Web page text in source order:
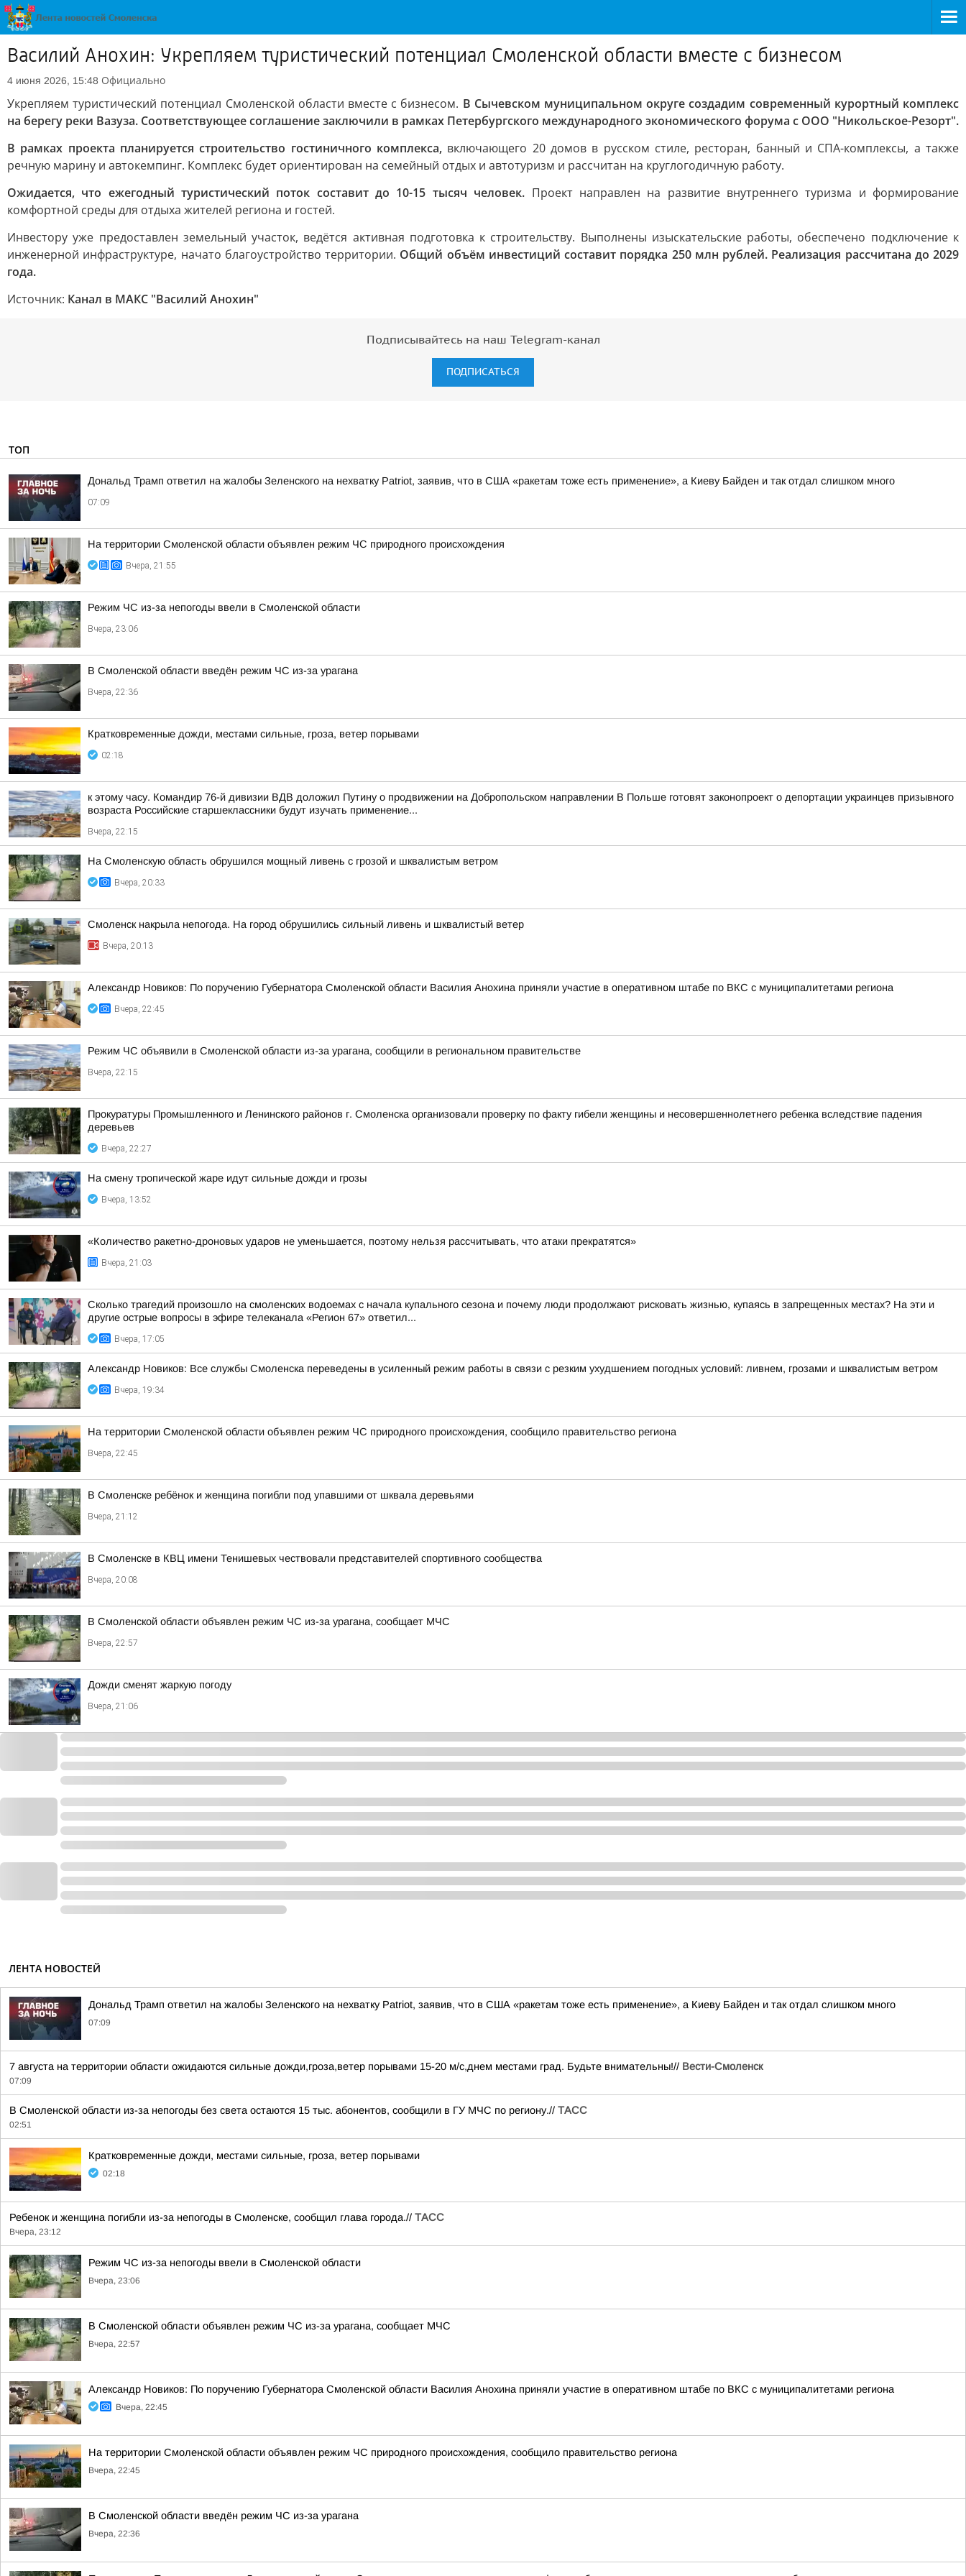
Василий Анохин: Укрепляем туристический потенциал Смоленской области вместе с бизнесом
4 июня 2026, 15:48 Официально
Укрепляем туристический потенциал Смоленской области вместе с бизнесом. В Сычевском муниципальном округе создадим современный курортный комплекс
на берегу реки Вазуза. Соответствующее соглашение заключили в рамках Петербургского международного экономического форума с ООО "Никольское-Резорт".
В рамках проекта планируется строительство гостиничного комплекса, включающего 20 домов в русском стиле, ресторан, банный и СПА-комплексы, а также
речную марину и автокемпинг. Комплекс будет ориентирован на семейный отдых и автотуризм и рассчитан на круглогодичную работу.
Ожидается, что ежегодный туристический поток составит до 10-15 тысяч человек. Проект направлен на развитие внутреннего туризма и формирование
комфортной среды для отдыха жителей региона и гостей.
Инвестору уже предоставлен земельный участок, ведётся активная подготовка к строительству. Выполнены изыскательские работы, обеспечено подключение к
инженерной инфраструктуре, начато благоустройство территории. Общий объём инвестиций составит порядка 250 млн рублей. Реализация рассчитана до 2029
года.
Источник: Канал в МАКС "Василий Анохин"
Подписывайтесь на наш Telegram-канал
ПОДПИСАТЬСЯ
ТОП
Дональд Трамп ответил на жалобы Зеленского на нехватку Patriot, заявив, что в США «ракетам тоже есть применение», а Киеву Байден и так отдал слишком много
07:09
На территории Смоленской области объявлен режим ЧС природного происхождения
Вчера, 21:55
Режим ЧС из-за непогоды ввели в Смоленской области
Вчера, 23:06
В Смоленской области введён режим ЧС из-за урагана
Вчера, 22:36
Кратковременные дожди, местами сильные, гроза, ветер порывами
02:18
к этому часу. Командир 76-й дивизии ВДВ доложил Путину о продвижении на Добропольском направлении В Польше готовят законопроект о депортации украинцев призывного
возраста Российские старшеклассники будут изучать применение...
Вчера, 22:15
На Смоленскую область обрушился мощный ливень с грозой и шквалистым ветром
Вчера, 20:33
Смоленск накрыла непогода. На город обрушились сильный ливень и шквалистый ветер
Вчера, 20:13
Александр Новиков: По поручению Губернатора Смоленской области Василия Анохина приняли участие в оперативном штабе по ВКС с муниципалитетами региона
Вчера, 22:45
Режим ЧС объявили в Смоленской области из-за урагана, сообщили в региональном правительстве
Вчера, 22:15
Прокуратуры Промышленного и Ленинского районов г. Смоленска организовали проверку по факту гибели женщины и несовершеннолетнего ребенка вследствие падения
деревьев
Вчера, 22:27
На смену тропической жаре идут сильные дожди и грозы
Вчера, 13:52
«Количество ракетно-дроновых ударов не уменьшается, поэтому нельзя рассчитывать, что атаки прекратятся»
Вчера, 21:03
Сколько трагедий произошло на смоленских водоемах с начала купального сезона и почему люди продолжают рисковать жизнью, купаясь в запрещенных местах? На эти и
другие острые вопросы в эфире телеканала «Регион 67» ответил...
Вчера, 17:05
Александр Новиков: Все службы Смоленска переведены в усиленный режим работы в связи с резким ухудшением погодных условий: ливнем, грозами и шквалистым ветром
Вчера, 19:34
На территории Смоленской области объявлен режим ЧС природного происхождения, сообщило правительство региона
Вчера, 22:45
В Смоленске ребёнок и женщина погибли под упавшими от шквала деревьями
Вчера, 21:12
В Смоленске в КВЦ имени Тенишевых чествовали представителей спортивного сообщества
Вчера, 20:08
В Смоленской области объявлен режим ЧС из-за урагана, сообщает МЧС
Вчера, 22:57
Дожди сменят жаркую погоду
Вчера, 21:06
ЛЕНТА НОВОСТЕЙ
Дональд Трамп ответил на жалобы Зеленского на нехватку Patriot, заявив, что в США «ракетам тоже есть применение», а Киеву Байден и так отдал слишком много
07:09
7 августа на территории области ожидаются сильные дожди,гроза,ветер порывами 15-20 м/с,днем местами град. Будьте внимательны!// Вести-Смоленск
07:09
В Смоленской области из-за непогоды без света остаются 15 тыс. абонентов, сообщили в ГУ МЧС по региону.// ТАСС
02:51
Кратковременные дожди, местами сильные, гроза, ветер порывами
02:18
Ребенок и женщина погибли из-за непогоды в Смоленске, сообщил глава города.// ТАСС
Вчера, 23:12
Режим ЧС из-за непогоды ввели в Смоленской области
Вчера, 23:06
В Смоленской области объявлен режим ЧС из-за урагана, сообщает МЧС
Вчера, 22:57
Александр Новиков: По поручению Губернатора Смоленской области Василия Анохина приняли участие в оперативном штабе по ВКС с муниципалитетами региона
Вчера, 22:45
На территории Смоленской области объявлен режим ЧС природного происхождения, сообщило правительство региона
Вчера, 22:45
В Смоленской области введён режим ЧС из-за урагана
Вчера, 22:36